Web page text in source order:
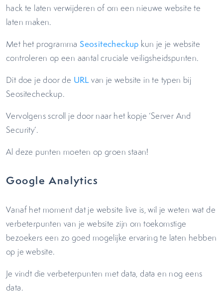
hack te laten verwijderen of om een nieuwe website te
laten maken.
Met het programmaSeositecheckup kun je je website
controleren op een aantal cruciale veiligsheidspunten.
Dit doe je door de URLvan je website in te typen bij
Seositecheckup.
Vervolgens scroll je door naar het kopje ‘Server And
Security’.
Al deze punten moeten op groen staan!
Google Analytics
Vanaf het moment dat je website live is, wil je weten wat de
verbeterpunten van je website zijn om toekomstige
bezoekers een zo goed mogelijke ervaring te laten hebben
op je website.
Je vindt die verbeterpunten met data, data en nog eens
data.